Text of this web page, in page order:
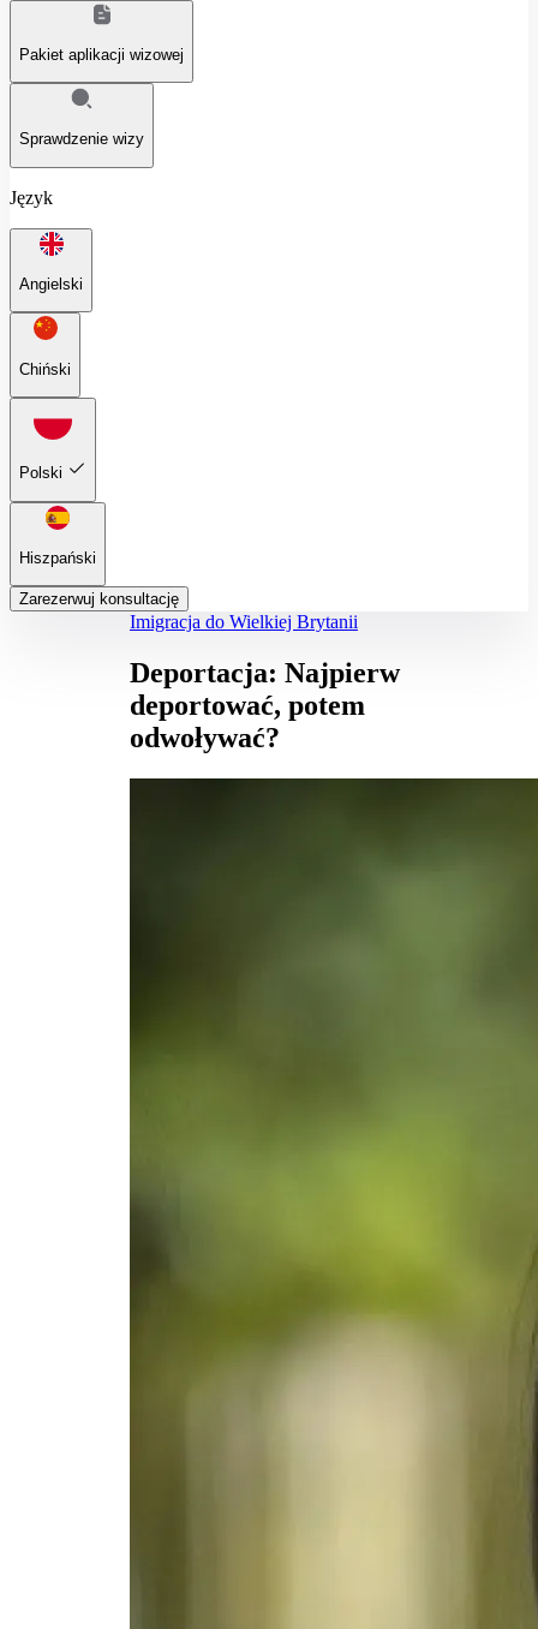
Pakiet aplikacji wizowej
Sprawdzenie wizy
Język
Angielski
Chiński
Polski
Hiszpański
Zarezerwuj konsultację
Imigracja do Wielkiej Brytanii
Deportacja: Najpierw
deportować, potem
odwoływać?